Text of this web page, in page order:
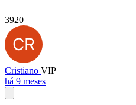
3920
Cristiano VIP
há 9 meses